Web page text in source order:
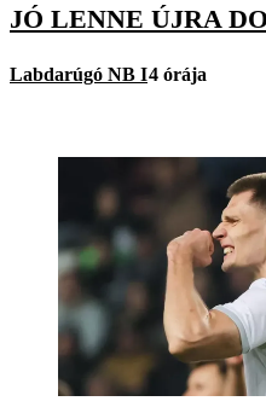
JÓ LENNE ÚJRA
Labdarúgó NB I4 órája